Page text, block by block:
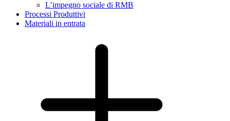
L’impegno sociale di RMB
Processi Produttivi
Materiali in entrata